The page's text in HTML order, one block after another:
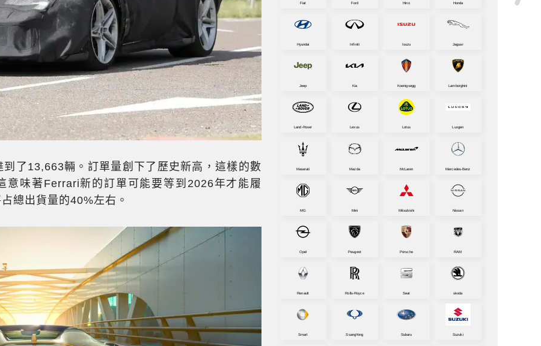
了13,663輛。訂單量創下了歷史新高，這樣的數
意味著Ferrari新的訂單可能要等到2026年才能履
總出貨量的40%左右。
Fiat Ford Hino Honda
Hyundai Infiniti Isuzu Jaguar
Jeep Kia Koenigsegg Lamborghini
Land-Rover Lexus Lotus Luxgen
Maserati Mazda McLaren Mercedes-Benz
MG Mini Mitsubishi Nissan
Opel Peugeot Porsche RAM
Renault Rolls-Royce Seat skoda
Smart SsangYong Subaru Suzuki